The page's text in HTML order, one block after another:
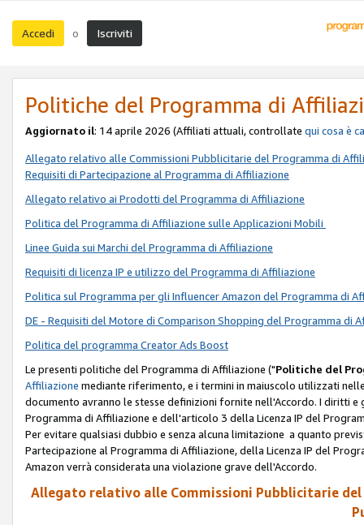
Accedi o Iscriviti
Politiche del Programma di
Aggiornato il: 14 aprile 2026 (Affiliati attuali, controllate qui cosa è
Allegato relativo alle Commissioni Pubblicitarie del Programma di
Requisiti di Partecipazione al Programma di Affiliazione
Allegato relativo ai Prodotti del Programma di Affiliazione
Politica del Programma di Affiliazione sulle Applicazioni Mobili
Linee Guida sui Marchi del Programma di Affiliazione
Requisiti di licenza IP e utilizzo del Programma di Affiliazione
Politica sul Programma per gli Influencer Amazon del Programma di
DE - Requisiti del Motore di Comparison Shopping del Programma di
Politica del programma Creator Ads Boost
Le presenti politiche del Programma di Affiliazione ("Politiche del
Affiliazione mediante riferimento, e i termini in maiuscolo utilizzati
documento avranno le stesse definizioni fornite nell'Accordo. I diritti
Programma di Affiliazione e dell'articolo 3 della Licenza IP del
Per evitare qualsiasi dubbio e senza alcuna limitazione a quanto
Partecipazione al Programma di Affiliazione, della Licenza IP del
Amazon verrà considerata una violazione grave dell'Accordo.
Allegato relativo alle Commissioni Pubblicitarie